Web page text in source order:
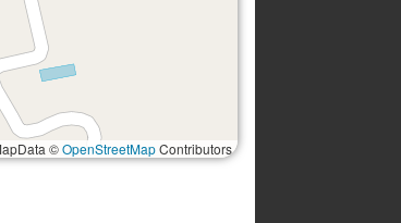
©OpenStreetMapContributors